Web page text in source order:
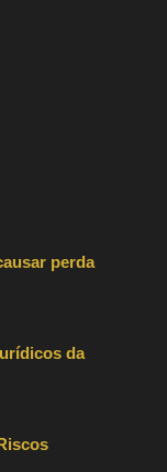
perda
da